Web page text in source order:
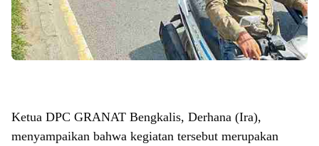
Ketua DPC GRANAT Bengkalis, Derhana (Ira),
menyampaikan bahwa kegiatan tersebut merupakan